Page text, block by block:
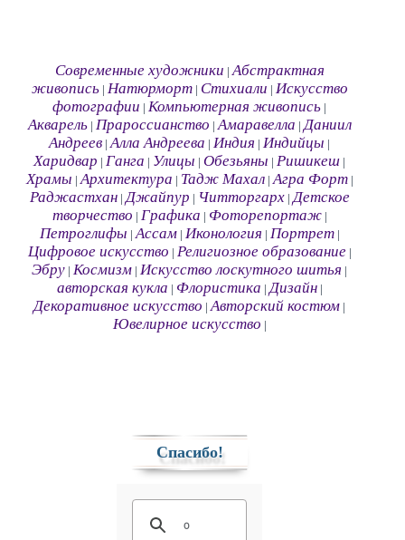
Современные художники |Абстрактная
живопись| Натюрморт| Стихиали Искусство
фотографии |Компьютерная живопись
Акварель| Прароссианство |Амаравелла |Даниил
Андреев |Алла Андреева |Индия |Индийцы
Харидвар |Ганга Улицы |Обезьяны |Ришикеш
Храмы |Архитектура Тадж Махал|Агра Форт|
Раджастхан|Джайпур Читторгарх|Детское
творчество Графика Фоторепортаж|
Петроглифы |Ассам| Иконология Портрет|
Цифровое искусство Религиозное образование|
Эбру |Космизм |Искусство лоскутного шитья
авторская кукла Флористика |Дизайн|
Декоративное искусство |Авторский костюм
Ювелирное искусство
Спасибо!